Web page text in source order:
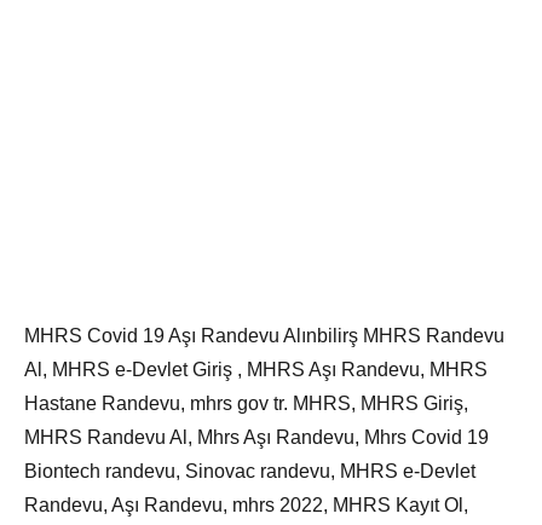
MHRS Covid 19 Aşı Randevu Alınbilirş MHRS Randevu
Al, MHRS e-Devlet Giriş , MHRS Aşı Randevu, MHRS
Hastane Randevu, mhrs gov tr. MHRS, MHRS Giriş,
MHRS Randevu Al, Mhrs Aşı Randevu, Mhrs Covid 19
Biontech randevu, Sinovac randevu, MHRS e-Devlet
Randevu, Aşı Randevu, mhrs 2022, MHRS Kayıt Ol,